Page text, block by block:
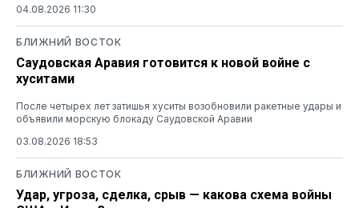
04.08.2026 11:30
БЛИЖНИЙ ВОСТОК
Саудовская Аравия готовится к новой войне с
хуситами
После четырех лет затишья хуситы возобновили ракетные удары и
объявили морскую блокаду Саудовской Аравии
03.08.2026 18:53
БЛИЖНИЙ ВОСТОК
Удар, угроза, сделка, срыв — какова схема войны